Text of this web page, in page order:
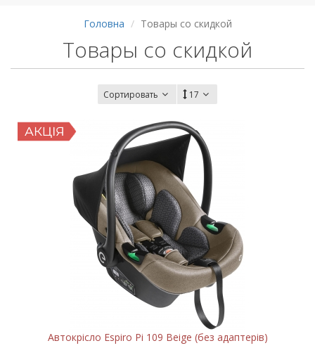
Головна Товары со скидкой
Товары со скидкой
Сортировать 17
Автокрісло Espiro Pi 109 Beige (без адаптерів)